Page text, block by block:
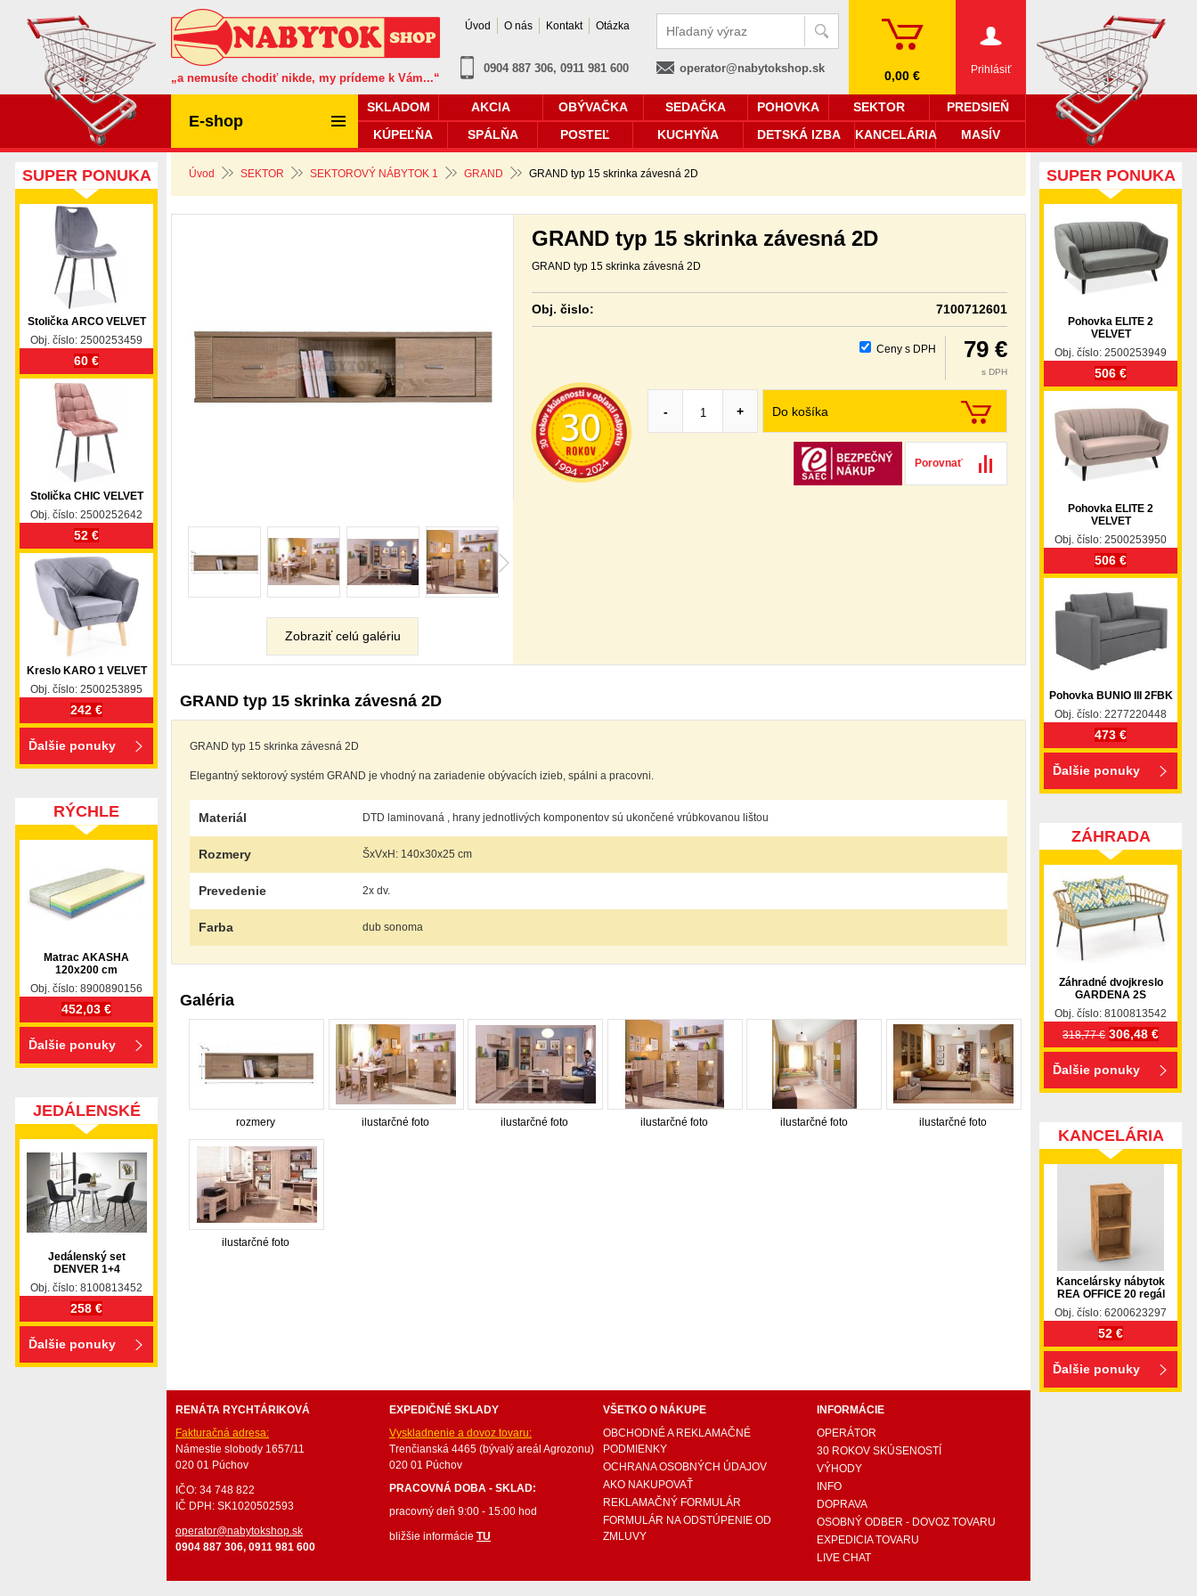
„a nemusíte chodiť nikde, my prídeme k Vám...“
0904 887 306, 0911 981 600 operator@nabytokshop.sk Prihlásiť
0,00 €
Úvod SEKTOR SEKTOROVÝ NÁBYTOK 1 GRAND GRAND typ 15 skrinka závesná 2D
GRAND typ 15 skrinka závesná 2D
GRAND typ 15 skrinka závesná 2D
Obj. čislo: 7100712601
Ceny s DPH 79 €
s DPH
Do košíka
- +
Porovnať
Zobraziť celú galériu
GRAND typ 15 skrinka závesná 2D
GRAND typ 15 skrinka závesná 2D
Elegantný sektorový systém GRAND je vhodný na zariadenie obývacích izieb, spálni a pracovni.
Materiál DTD laminovaná , hrany jednotlivých komponentov sú ukončené vrúbkovanou lištou
Rozmery ŠxVxH: 140x30x25 cm
Prevedenie 2x dv.
Farba dub sonoma
Galéria
rozmery ilustarčné foto ilustarčné foto ilustarčné foto ilustarčné foto ilustarčné foto
ilustarčné foto
SUPER PONUKA
Stolička ARCO VELVET
Obj. číslo: 2500253459
60 €
Stolička CHIC VELVET
Obj. číslo: 2500252642
52 €
Kreslo KARO 1 VELVET
Obj. číslo: 2500253895
242 €
Ďalšie ponuky
RÝCHLE
DODANIE
Matrac AKASHA
120x200 cm
Obj. číslo: 8900890156
452,03 €
Ďalšie ponuky
JEDÁLENSKÉ
SETY
Jedálenský set
DENVER 1+4
Obj. číslo: 8100813452
258 €
Ďalšie ponuky
SUPER PONUKA
Pohovka ELITE 2
VELVET
Obj. číslo: 2500253949
506 €
Pohovka ELITE 2
VELVET
Obj. číslo: 2500253950
506 €
Pohovka BUNIO III 2FBK
Obj. číslo: 2277220448
473 €
Ďalšie ponuky
ZÁHRADA
Záhradné dvojkreslo
GARDENA 2S
Obj. číslo: 8100813542
318,77 € 306,48 €
Ďalšie ponuky
KANCELÁRIA
Kancelársky nábytok
REA OFFICE 20 regál
Obj. číslo: 6200623297
52 €
Ďalšie ponuky
RENÁTA RYCHTÁRIKOVÁ
Fakturačná adresa:
Námestie slobody 1657/11
020 01 Púchov
IČO: 34 748 822
IČ DPH: SK1020502593
operator@nabytokshop.sk
0904 887 306, 0911 981 600
EXPEDIČNÉ SKLADY
Vyskladnenie a dovoz tovaru:
Trenčianská 4465 (bývalý areál Agrozonu)
020 01 Púchov
PRACOVNÁ DOBA - SKLAD:
pracovný deň 9:00 - 15:00 hod
bližšie informácie TU
VŠETKO O NÁKUPE
OBCHODNÉ A REKLAMAČNÉ
PODMIENKY
OCHRANA OSOBNÝCH ÚDAJOV
AKO NAKUPOVAŤ
REKLAMAČNÝ FORMULÁR
FORMULÁR NA ODSTÚPENIE OD
ZMLUVY
INFORMÁCIE
OPERÁTOR
30 ROKOV SKÚSENOSTÍ
VÝHODY
INFO
DOPRAVA
OSOBNÝ ODBER - DOVOZ TOVARU
EXPEDICIA TOVARU
LIVE CHAT
E-shop
SKLADOM AKCIA OBÝVAČKA SEDAČKA POHOVKA SEKTOR
PREDSIEŇ
KÚPEĽŇA
SPÁLŇA POSTEĽ KUCHYŇA DETSKÁ IZBA KANCELÁRIA MASÍV
Úvod O nás Kontakt Otázka